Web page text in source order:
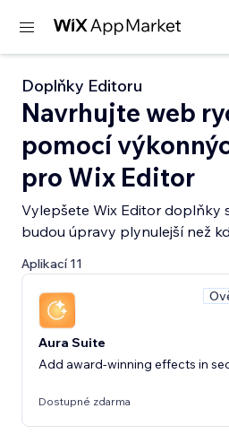
Doplňky Editoru
Navrhujte web
pomocí
pro Wix Editor
Vylepšete Wix Editor doplňky
budou úpravy plynulejší než
Aplikací 11
Aura Suite
Add award-winning effects in
Dostupné zdarma